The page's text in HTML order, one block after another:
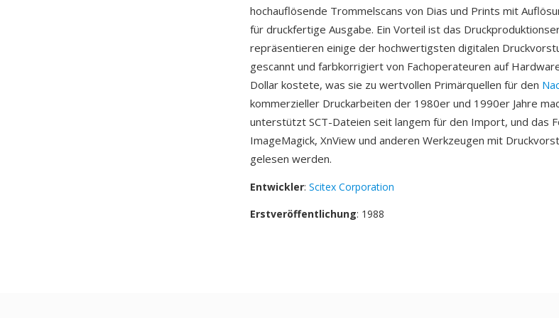
hochauflösende Trommelscans von Dias und Prints mit
für druckfertige Ausgabe. Ein Vorteil ist das
repräsentieren einige der hochwertigsten digitalen
gescannt und farbkorrigiert von Fachoperateuren auf
Dollar kostete, was sie zu wertvollen Primärquellen für den
kommerzieller Druckarbeiten der 1980er und 1990er Jahre
unterstützt SCT-Dateien seit langem für den Import, und das
ImageMagick, XnView und anderen Werkzeugen mit
gelesen werden.
Entwickler: Scitex Corporation
Erstveröffentlichung: 1988